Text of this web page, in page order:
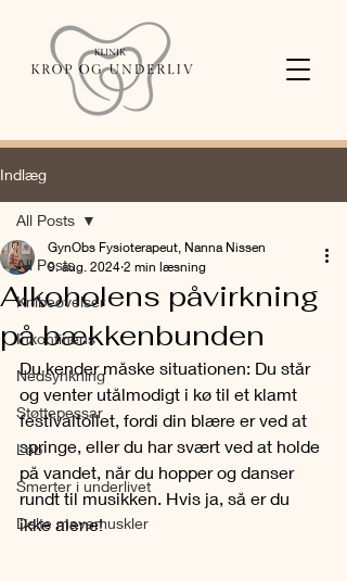
Indlæg
All Posts
Knibeøvelser
Inkontinens
Nedsynkning
Støttepessar
Løb
Smerter i underlivet
Delte mavemuskler
All Posts
Alkoholens påvirkning
på bækkenbunden
GynObs Fysioterapeut, Nanna Nissen
9. aug. 2024 2 min læsning
Du kender måske situationen: Du står
og venter utålmodigt i kø til et klamt
festivaltoilet, fordi din blære er ved at
springe, eller du har svært ved at holde
på vandet, når du hopper og danser
rundt til musikken. Hvis ja, så er du
ikke alene!